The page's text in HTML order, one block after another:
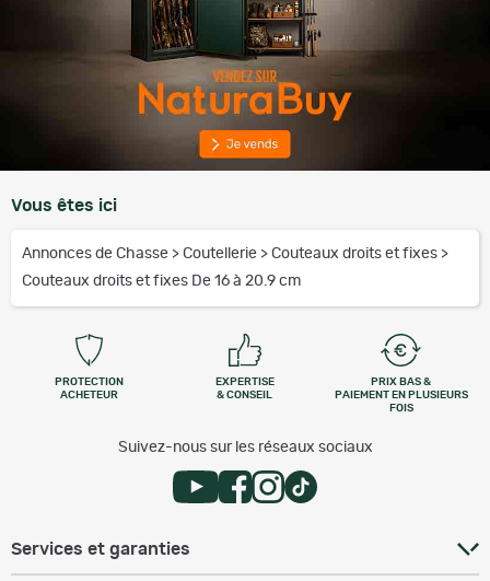
Vous êtes ici
Annonces de Chasse > Coutellerie > Couteaux droits et fixes >
Couteaux droits et fixes De 16 à 20.9 cm
PROTECTION
ACHETEUR
EXPERTISE
& CONSEIL
PRIX BAS &
PAIEMENT EN PLUSIEURS
FOIS
Suivez-nous sur les réseaux sociaux
Services et garanties